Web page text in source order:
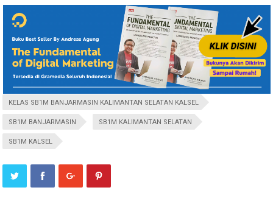
KELAS SB1M BANJARMASIN KALIMANTAN SELATAN KALSEL
SB1M BANJARMASIN SB1M KALIMANTAN SELATAN
SB1M KALSEL